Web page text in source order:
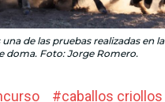
de las pruebas realizadas en
doma. Foto: Jorge Romero.
#caballos criollos